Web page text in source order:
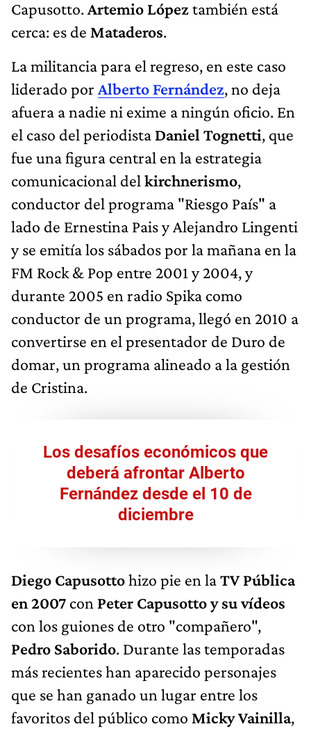
Capusotto.Artemio Lópeztambién está
cerca: es de Mataderos.
La militancia para el regreso, en este caso
liderado por Alberto Fernández, no deja
afuera a nadie ni exime a ningún oficio. En
el caso del periodista Daniel Tognetti, que
fue una figura central en la estrategia
comunicacional del kirchnerismo,
conductor del programa "Riesgo País" a
lado de Ernestina Pais y Alejandro Lingenti
y se emitía los sábados por la mañana en la
FM Rock & Pop entre 2001 y 2004, y
durante 2005 en radio Spika como
conductor de un programa, llegó en 2010 a
convertirse en el presentador de Duro de
domar, un programa alineado a la gestión
de Cristina.
Los desafíos económicos que
deberá afrontar Alberto
Fernández desde el 10 de
diciembre
Diego Capusottohizo pie en laTV Pública
en 2007 con Peter Capusotto y su vídeos
con los guiones de otro "compañero",
Pedro Saborido. Durante las temporadas
más recientes han aparecido personajes
que se han ganado un lugar entre los
favoritos del público como Micky Vainilla,